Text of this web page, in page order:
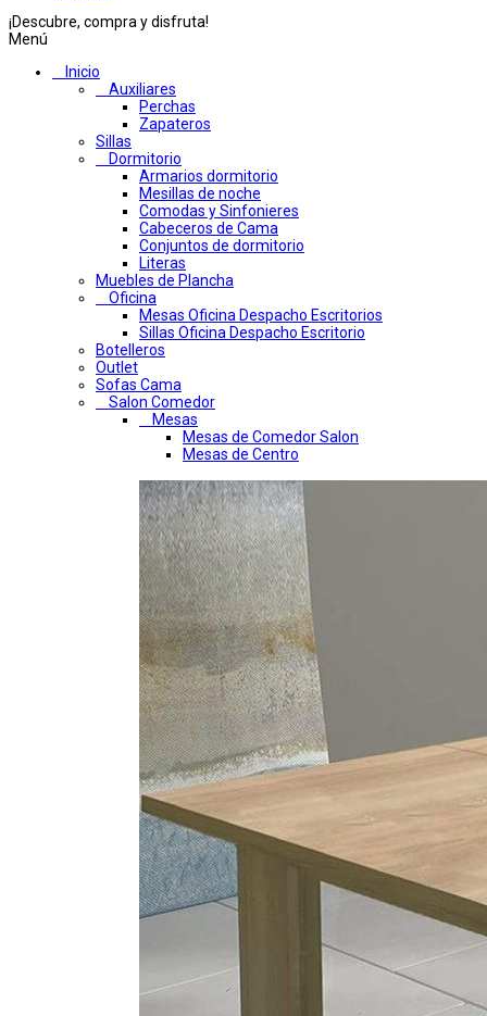
¡Descubre, compra y disfruta!
Menú
Inicio
Auxiliares
Perchas
Zapateros
Sillas
Dormitorio
Armarios dormitorio
Mesillas de noche
Comodas y Sinfonieres
Cabeceros de Cama
Conjuntos de dormitorio
Literas
Muebles de Plancha
Oficina
Mesas Oficina Despacho Escritorios
Sillas Oficina Despacho Escritorio
Botelleros
Outlet
Sofas Cama
Salon Comedor
Mesas
Mesas de Comedor Salon
Mesas de Centro